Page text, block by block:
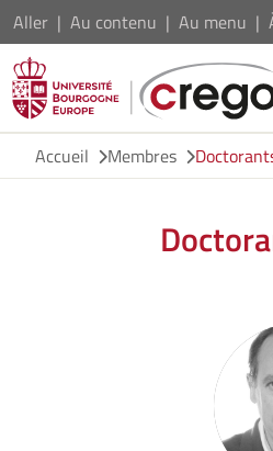
Aller Au contenu Au menu
Accueil
Membres